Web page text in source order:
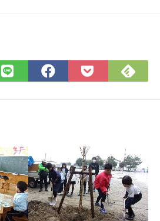
LINE
で
Facebook
で
Pocket
に
で